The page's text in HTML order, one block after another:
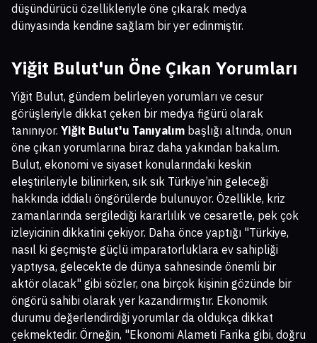
düşündürücü özellikleriyle öne çıkarak medya
dünyasında kendine sağlam bir yer edinmiştir.
Yiğit Bulut'un Öne Çıkan Yorumları
Yiğit Bulut, gündem belirleyen yorumları ve cesur
görüşleriyle dikkat çeken bir medya figürü olarak
tanınıyor. Yiğit Bulut'u Tanıyalım başlığı altında, onun
öne çıkan yorumlarına biraz daha yakından bakalım.
Bulut, ekonomi ve siyaset konularındaki keskin
eleştirileriyle bilinirken, sık sık Türkiye’nin geleceği
hakkında iddialı öngörülerde bulunuyor. Özellikle, kriz
zamanlarında sergilediği kararlılık ve cesaretle, pek çok
izleyicinin dikkatini çekiyor. Daha önce yaptığı "Türkiye,
nasıl ki geçmişte güçlü imparatorluklara ev sahipliği
yaptıysa, gelecekte de dünya sahnesinde önemli bir
aktör olacak" gibi sözler, ona birçok kişinin gözünde bir
öngörü sahibi olarak yer kazandırmıştır. Ekonomik
durumu değerlendirdiği yorumlar da oldukça dikkat
çekmektedir. Örneğin, "Ekonomi Alameti Farika gibi, doğru